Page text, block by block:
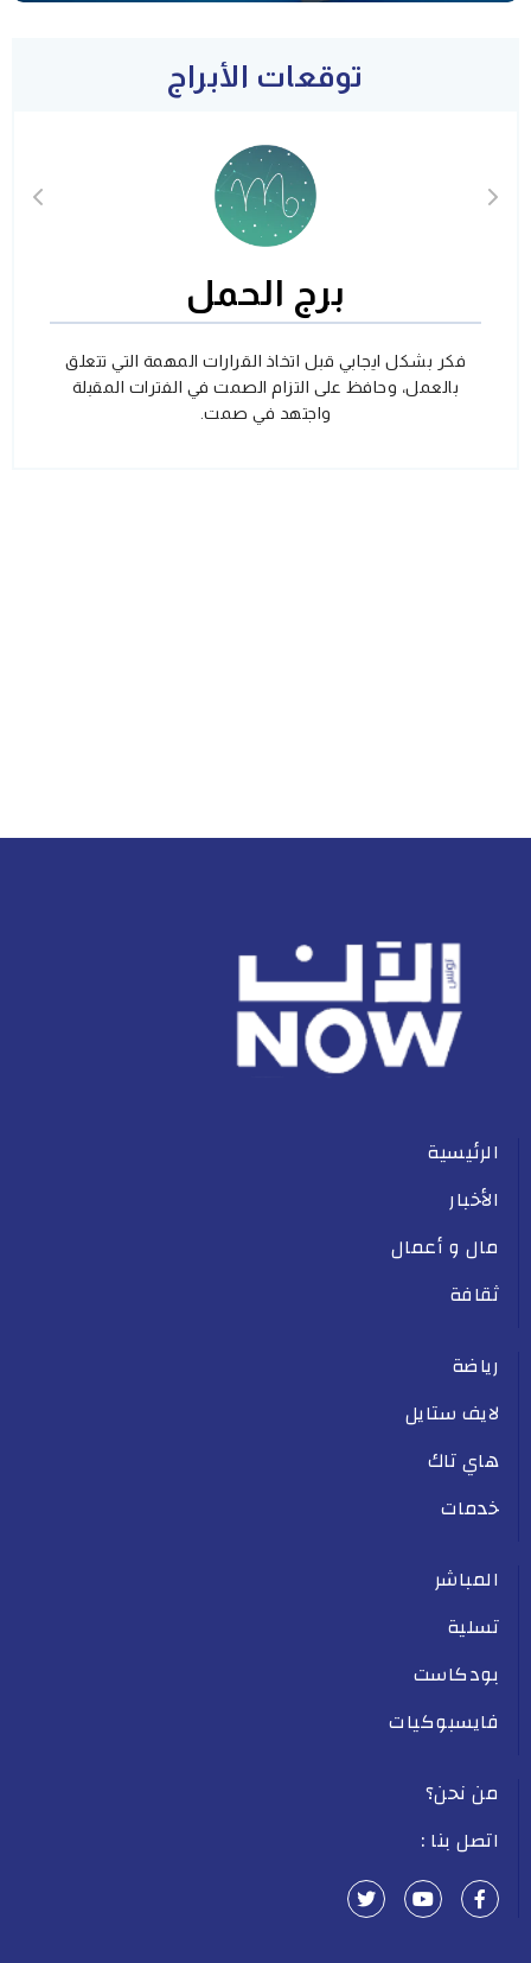
توقعات الأبراج
برج الحمل
فكر بشكل ايجابي قبل اتخاذ القرارات المهمة التي تتعلق
بالعمل، وحافظ على التزام الصمت في الفترات المقبلة
واجتهد في صمت.
الرئيسية
الأخبار
مال و أعمال
ثقافة
رياضة
لايف ستايل
هاي تاك
خدمات
المباشر
تسلية
بودكاست
فايسبوكيات
من نحن؟
اتصل بنا :